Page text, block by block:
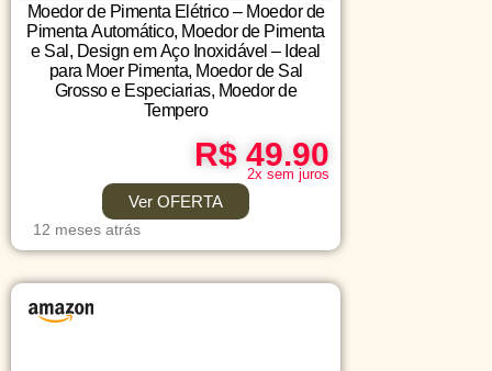
Moedor de Pimenta Elétrico – Moedor de
Pimenta Automático, Moedor de Pimenta
e Sal, Design em Aço Inoxidável – Ideal
para Moer Pimenta, Moedor de Sal
Grosso e Especiarias, Moedor de
Tempero
R$ 49.90
2x sem juros
Ver OFERTA
12 meses atrás